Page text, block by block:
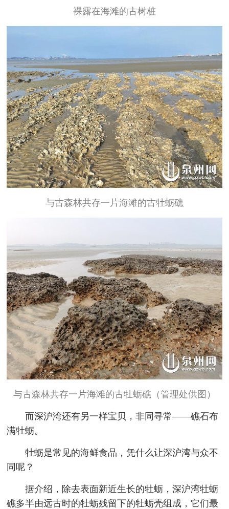
裸露在海滩的古树桩
与古森林共存一片海滩的古牡蛎礁
与古森林共存一片海滩的古牡蛎礁（管理处供图）
而深沪湾还有另一样宝贝，非同寻常——礁石布
满牡蛎。
牡蛎是常见的海鲜食品，凭什么让深沪湾与众不
同呢？
据介绍，除去表面新近生长的牡蛎，深沪湾牡蛎
礁多半由远古时的牡蛎残留下的牡蛎壳组成，它们最